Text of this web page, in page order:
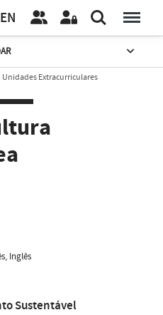
EN
Unidades Extracurriculares
Inglês
Sustentável